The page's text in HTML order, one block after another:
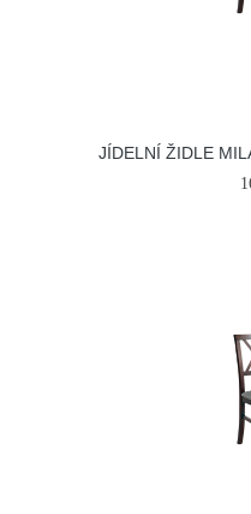
JÍDELNÍ ŽIDLE